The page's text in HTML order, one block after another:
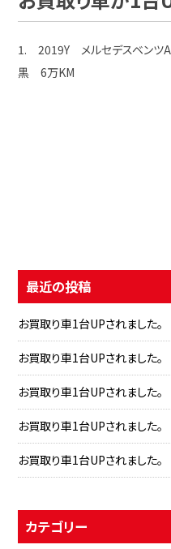
1. 2019Y メルセデスベンツ
黒 6万KM
最近の投稿
お買取り車1台UPされました。
お買取り車1台UPされました。
お買取り車1台UPされました。
お買取り車1台UPされました。
お買取り車1台UPされました。
カテゴリー